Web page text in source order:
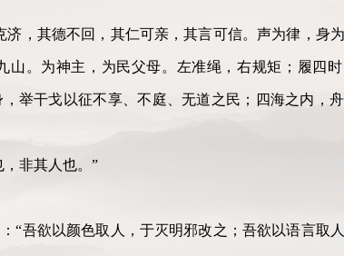
，其德不回，其仁可亲，其言可信。声为律，身
。为神主，为民父母。左准绳，右规矩；履四
举干戈以征不享、不庭、无道之民；四海之内，
非其人也。”
“吾欲以颜色取人，于灭明邪改之；吾欲以语言取